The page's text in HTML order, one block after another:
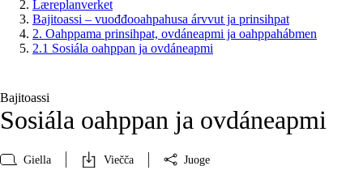
Læreplanverket
Bajitoassi – vuođđooahpahusa árvvut ja prinsihpat
2. Oahppama prinsihpat, ovdáneapmi ja oahppahábmen
2.1 Sosiála oahppan ja ovdáneapmi
Bajitoassi
Sosiála oahppan ja ovdáneapmi
Giella Viečča Juoge